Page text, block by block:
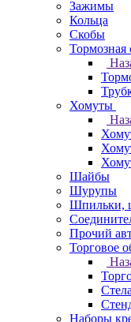
Зажимы
Кольца
Скобы
Тормозная
Хомуты
Шайбы
Шурупы
Шпильки,
Прочий
Торговое
Наборы